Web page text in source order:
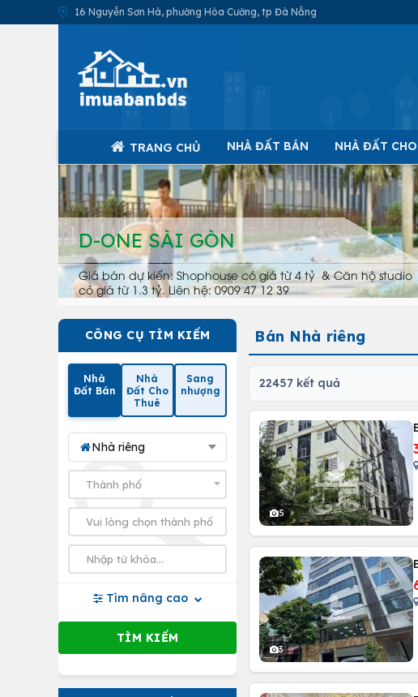
16 Nguyễn Sơn Hà, phường Hòa Cường, tp Đà Nẵng
TRANG CHỦ NHÀ ĐẤT BÁN NHÀ ĐẤT
D-ONE SÀI GÒN
Giá bán dự kiến: Shophouse có giá từ 4 tỷ & Căn hộ studio
có giá từ 1.3 tỷ. Liên hệ: 0909 47 12 39
CÔNG CỤ TÌM KIẾM
Nhà
Đất Bán
Nhà
Đất Cho
Thuê
Sang
nhượng
Nhà riêng
Tìm nâng cao
Bán Nhà riêng
22457 kết quả
5
3